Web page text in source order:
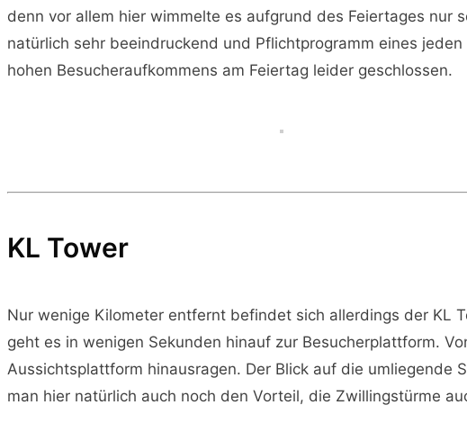
denn vor allem hier wimmelte es aufgrund des Feiertages nur
natürlich sehr beeindruckend und Pflichtprogramm eines
hohen Besucheraufkommens am Feiertag leider geschlossen.
KL Tower
Nur wenige Kilometer entfernt befindet sich allerdings der KL
geht es in wenigen Sekunden hinauf zur Besucherplattform.
Aussichtsplattform hinausragen. Der Blick auf die
man hier natürlich auch noch den Vorteil, die Zwillingstürme